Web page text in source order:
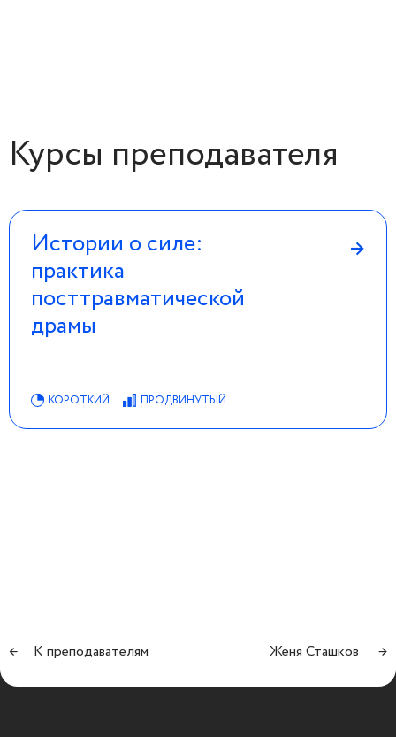
Курсы преподавателя
Истории о силе:
практика
посттравматической
драмы
→
КОРОТКИЙ ПРОДВИНУТЫЙ
← К преподавателям Женя Сташков →